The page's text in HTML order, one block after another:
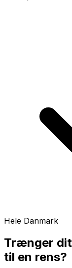
Hele Danmark
Trænger
til en rens?